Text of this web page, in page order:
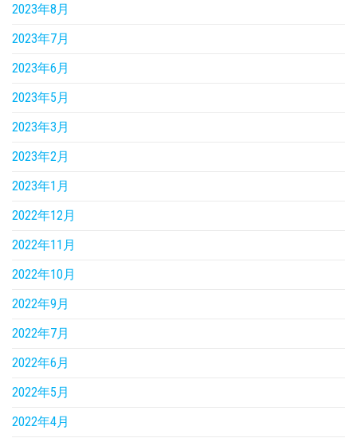
2023年8月
2023年7月
2023年6月
2023年5月
2023年3月
2023年2月
2023年1月
2022年12月
2022年11月
2022年10月
2022年9月
2022年7月
2022年6月
2022年5月
2022年4月